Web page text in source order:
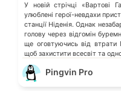
У новій стрічці «Вартові
улюблені герої-невдахи
станції Ніденія. Однак
голову через відгомін
ще оговтуючись від втрати
щоб захистити всесвіт та
Pingvin Pro